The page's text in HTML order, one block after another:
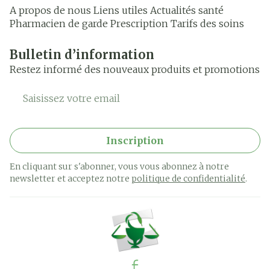
A propos de nous Liens utiles Actualités santé
Pharmacien de garde Prescription Tarifs des soins
Bulletin d’information
Restez informé des nouveaux produits et promotions
Adresse mail
Inscription
En cliquant sur s'abonner, vous vous abonnez à notre
newsletter et acceptez notre politique de confidentialité.